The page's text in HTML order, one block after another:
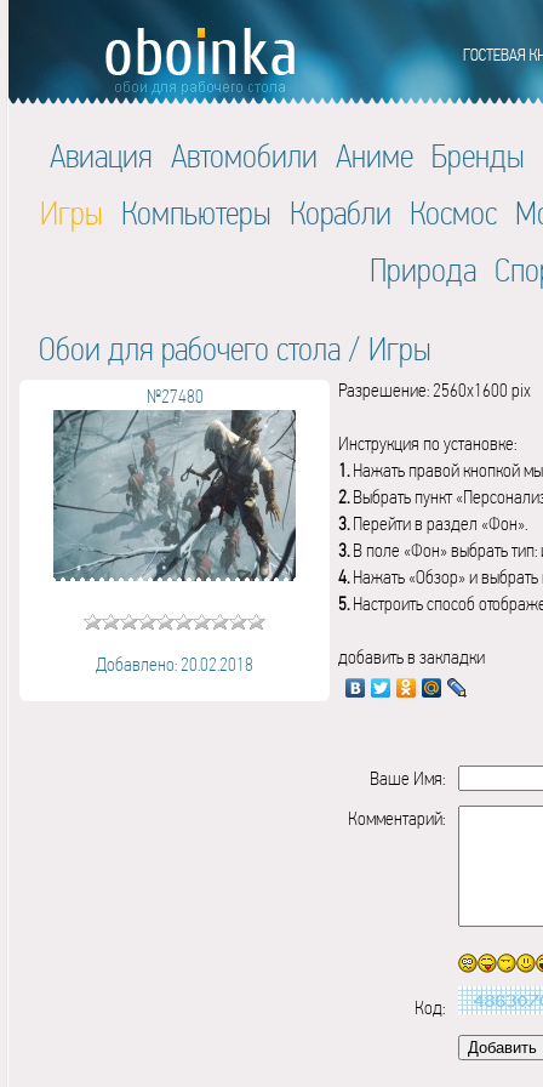
Авиация Автомобили Аниме Бренды
Игры Компьютеры Корабли Космос
Природа
Обои для рабочего стола / Игры
№27480
Добавлено: 20.02.2018
Разрешение: 2560x1600 pix
Инструкция по установке:
1.Нажать правой кнопкой
2.Выбрать пункт
3.Перейти в раздел «Фон».
3.В поле «Фон» выбрать
4.Нажать «Обзор» и выбрать
5.Настроить способ
добавить в закладки
Ваше Имя:
Комментарий:
Код: